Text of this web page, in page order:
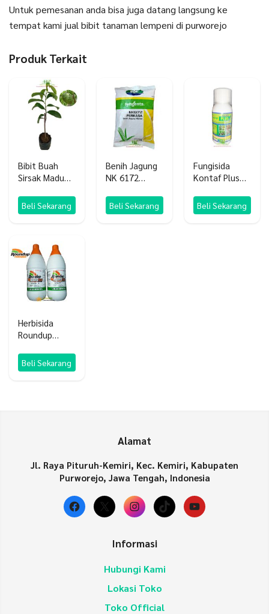
Untuk pemesanan anda bisa juga datang langsung ke
tempat kami jual bibit tanaman lempeni di purworejo
Produk Terkait
Bibit Buah
Sirsak Madu
Ratu Unggul
Beli Sekarang
Benih Jagung
NK 6172
Beli Sekarang
Fungisida
Kontaf Plus
Beli Sekarang
Herbisida
Roundup
SLBeli Sekarang
Alamat
Jl. Raya Pituruh-Kemiri, Kec. Kemiri, Kabupaten
Purworejo, Jawa Tengah, Indonesia
Facebook
X Instagram
TikTokYouTube
Informasi
Hubungi Kami
Lokasi Toko
Toko Official